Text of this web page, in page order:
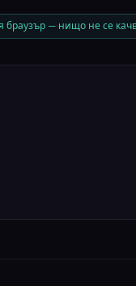
браузър — нищо не се